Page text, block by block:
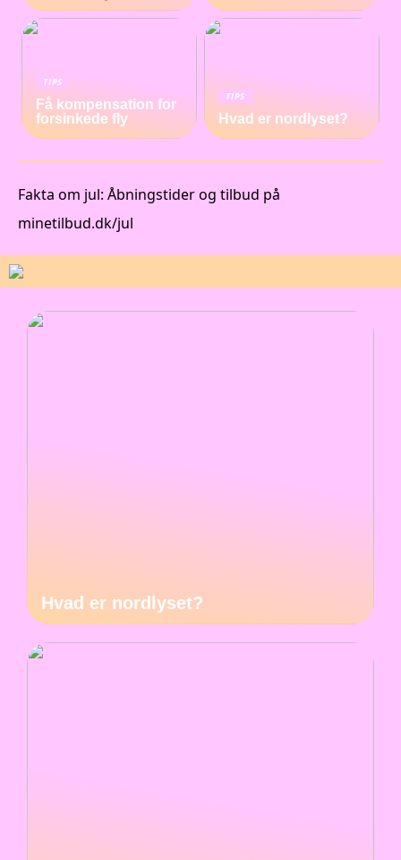
TIPS
Få kompensation for
forsinkede fly
TIPS
Hvad er nordlyset?
Fakta om jul: Åbningstider og tilbud på
minetilbud.dk/jul
Hvad er nordlyset?